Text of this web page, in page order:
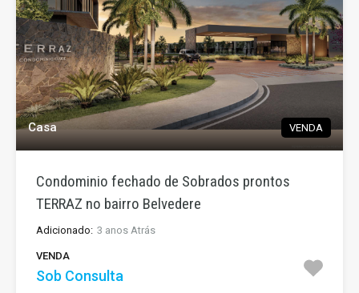
Casa VENDA
Condominio fechado de Sobrados prontos
TERRAZ no bairro Belvedere
Adicionado: 3 anos Atrás
VENDA
Sob Consulta